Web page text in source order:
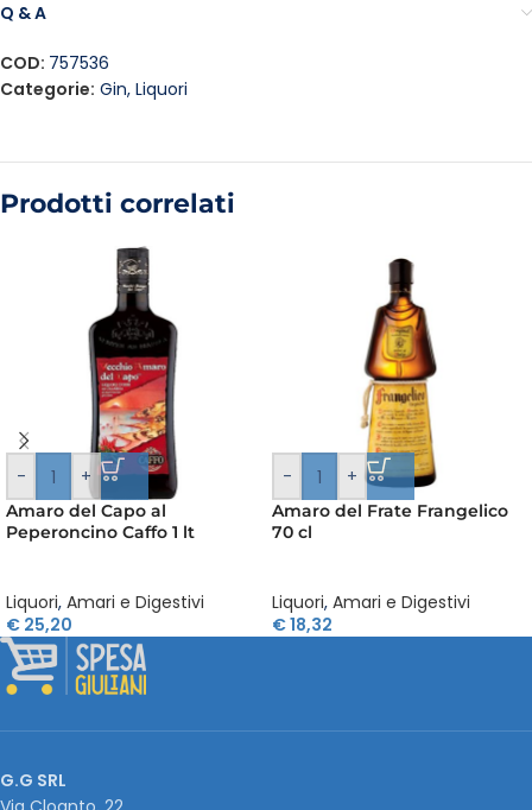
Q & A
COD: 757536
Categorie: Gin, Liquori
Prodotti correlati
- +
Amaro del Capo al
Peperoncino Caffo 1 lt
Liquori, Amari e Digestivi
€ 25,20
- +
Amaro del Frate Frangelico
70 cl
Liquori, Amari e Digestivi
€18,32
G.G SRL